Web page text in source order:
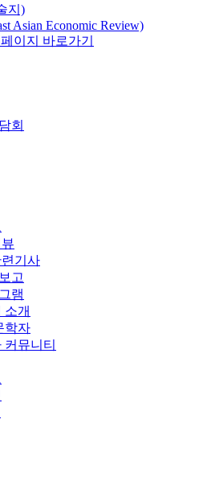
지)
Asian Economic Review)
이지 바로가기
회
기사
고
램
소개
학자
커뮤니티